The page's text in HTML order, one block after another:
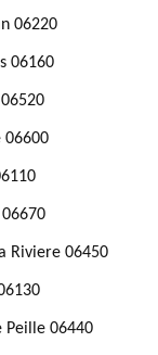
06220
06160
06600
Riviere 06450
Peille 06440